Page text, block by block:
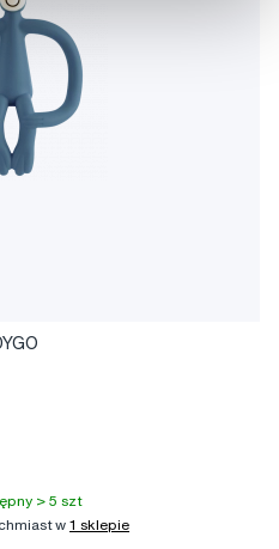
> 5 szt
w1 sklepie